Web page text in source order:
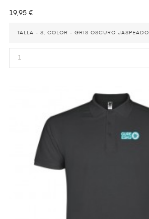
Precio
19,95 €
TALLA - S, COLOR - GRIS OSCURO JASPEADO